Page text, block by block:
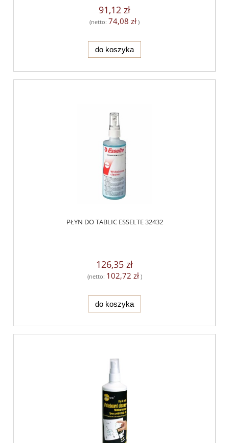
91,12 zł
(netto: 74,08 zł )
do koszyka
PŁYN DO TABLIC ESSELTE 32432
126,35 zł
(netto: 102,72 zł)
do koszyka